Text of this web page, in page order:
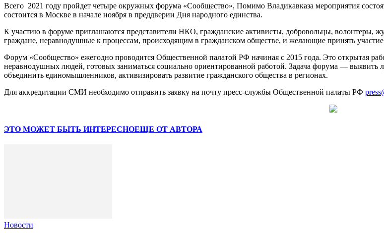
Всего 2021 году пройдет четыре окружных форума «Сообщество», Помимо Владикавказа мероприятия
состоится в Москве в начале ноября в преддверии Дня народного единства.
К участию в форуме приглашаются представители НКО, гражданские активисты, добровольцы, волонтеры,
граждане, неравнодушные к процессам, происходящим в гражданском обществе, и желающие принять
Форум «Сообщество» ежегодно проводится Общественной палатой РФ начиная с 2015 года. Это открытая
неравнодушных людей, готовых заниматься социально ориентированной работой. Задача форума — выявить
объединить единомышленников, активизировать развитие гражданского общества в регионах.
Для аккредитации СМИ необходимо отправить заявку на почту пресс-службы Общественной палаты РФ
ЭТО МОЖЕТ БЫТЬ ИНТЕРЕСНОЕЩЕ ОТ АВТОРА
Новости